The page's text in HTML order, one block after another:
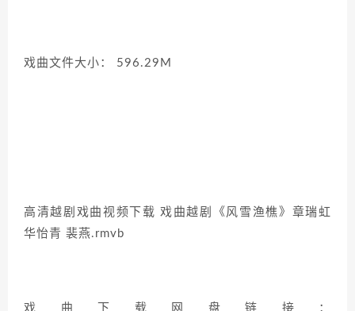
戏曲文件大小： 596.29M
高清越剧戏曲视频下载 戏曲越剧《风雪渔樵》章瑞虹
华怡青 裴燕.rmvb
戏曲下载网盘链接：